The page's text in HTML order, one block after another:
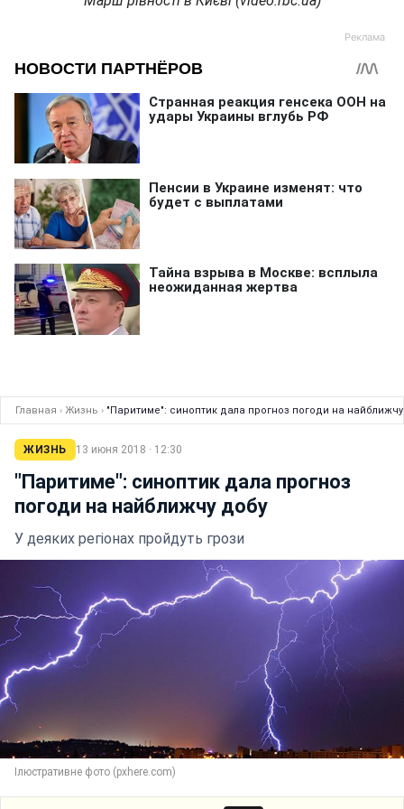
Главная › Жизнь › "Паритиме": синоптик дала прогноз погоди на
ЖИЗНЬ 13 июня 2018 · 12:30
"Паритиме": синоптик дала прогноз
погоди на найближчу добу
У деяких регіонах пройдуть грози
Ілюстративне фото (pxhere.com)